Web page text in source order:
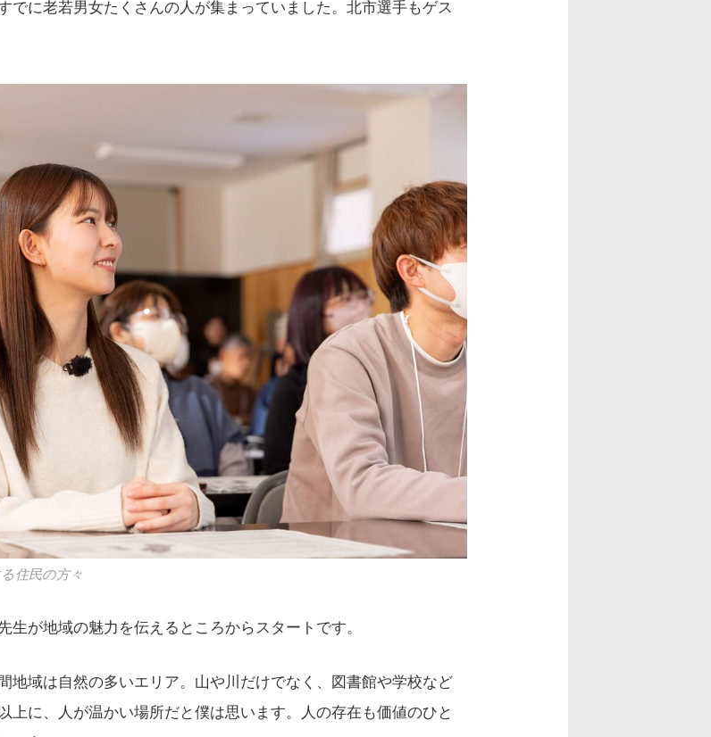
でに老若男女たくさんの人が集まっていました。北市選手もゲス
住民の方々
生が地域の魅力を伝えるところからスタートです。
地域は自然の多いエリア。山や川だけでなく、図書館や学校など
上に、人が温かい場所だと僕は思います。人の存在も価値のひと